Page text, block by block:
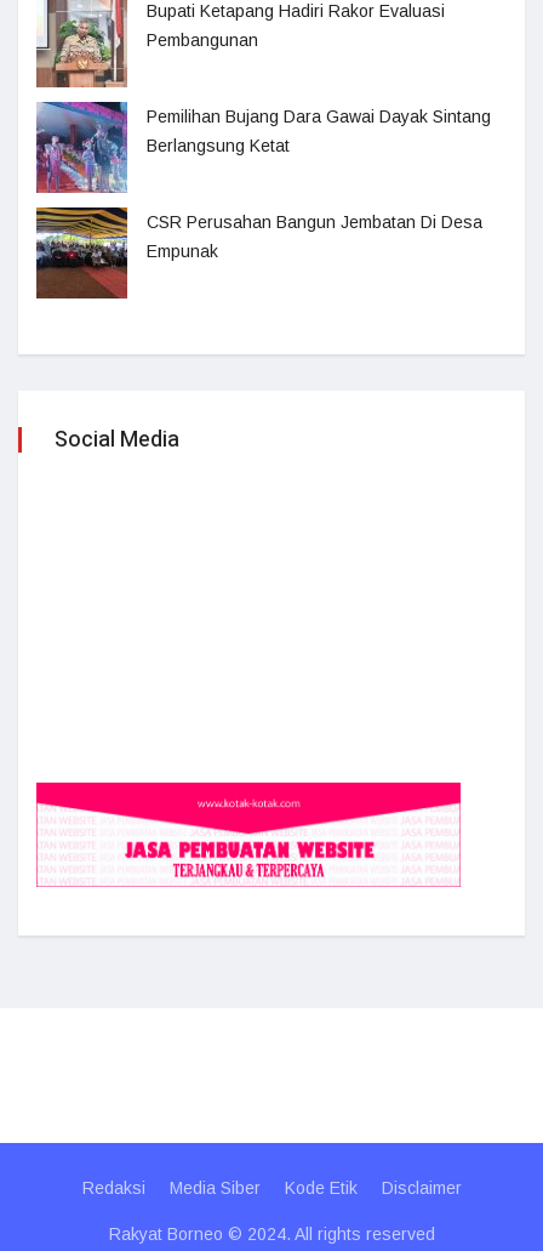
Bupati Ketapang Hadiri Rakor Evaluasi
Pembangunan
Pemilihan Bujang Dara Gawai Dayak Sintang
Berlangsung Ketat
CSR Perusahan Bangun Jembatan Di Desa
Empunak
Social Media
Redaksi Media Siber Kode Etik Disclaimer
Rakyat Borneo © 2024. All rights reserved